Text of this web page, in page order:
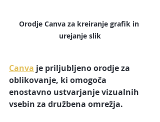
Orodje Canva za kreiranje grafik in
urejanje slik
Canva je priljubljeno orodje za
oblikovanje, ki omogoča
enostavno ustvarjanje vizualnih
vsebin za družbena omrežja.